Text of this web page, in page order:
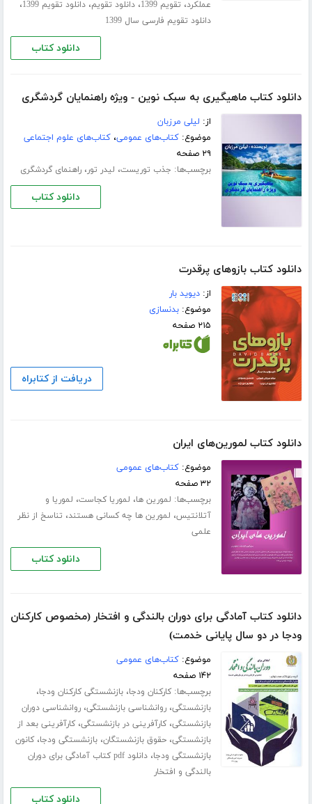
عملکرد، تقویم 1399 ،دانلود تقویم،دانلود تقویم 1399 ،
دانلود تقویم فارسی سال 1399
دانلود کتاب
دانلود کتاب ماهیگیری به سبک نوین - ویژه راهنمایان گردشگری
از: لیلی مرزبان
موضوع:کتاب‌های عمومی،کتاب‌های علوم اجتماعی
۲۹ صفحه
برچسب‌ها: جذب توریست، لیدر تور،راهنمای گردشگری
دانلود کتاب
دانلود کتاب بازوهای پرقدرت
از:دیوید بار
موضوع:بدنسازی
۲۱۵ صفحه
دریافت از کتابراه
دانلود کتاب لمورین‌های ایران
موضوع:کتاب‌های عمومی
۳۲ صفحه
برچسب‌ها: لمورین ها، لموریا کجاست، لموریا و
آتلانتیس، لمورین ها چه کسانی هستند، تناسخ از نظر
علمی
دانلود کتاب
دانلود کتاب آمادگی برای دوران بالندگی و افتخار (مخصوص کارکنان
ودجا در دو سال پایانی خدمت)
موضوع:کتاب‌های عمومی
۱۴۲ صفحه
برچسب‌ها:کارکنان ودجا،بازنشستگی کارکنان ودجا،
بازنشستگی،روانشناسی بازنشستگی،روانشناسی دوران
بازنشستگی،کارآفرینی در بازنشستگی،کارآفرینی بعد از
بازنشستگی،حقوق بازنشستگان،بازنشستگی ودجا،کانون
بازنشستگی ودجا،
دانلود pdf کتاب آمادگی برای دوران
بالندگی و افتخار
دانلود کتاب